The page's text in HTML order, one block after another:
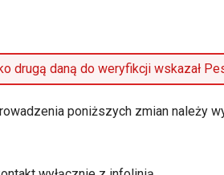
drugą daną do weryfikcji wskazał
poniższych zmian należy